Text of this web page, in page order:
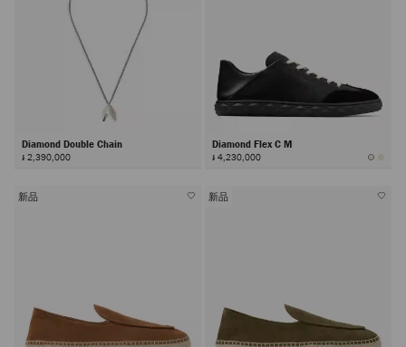
Diamond Double Chain
៛ 2,390,000
Diamond Flex C M
៛ 4,230,000
新品 新品